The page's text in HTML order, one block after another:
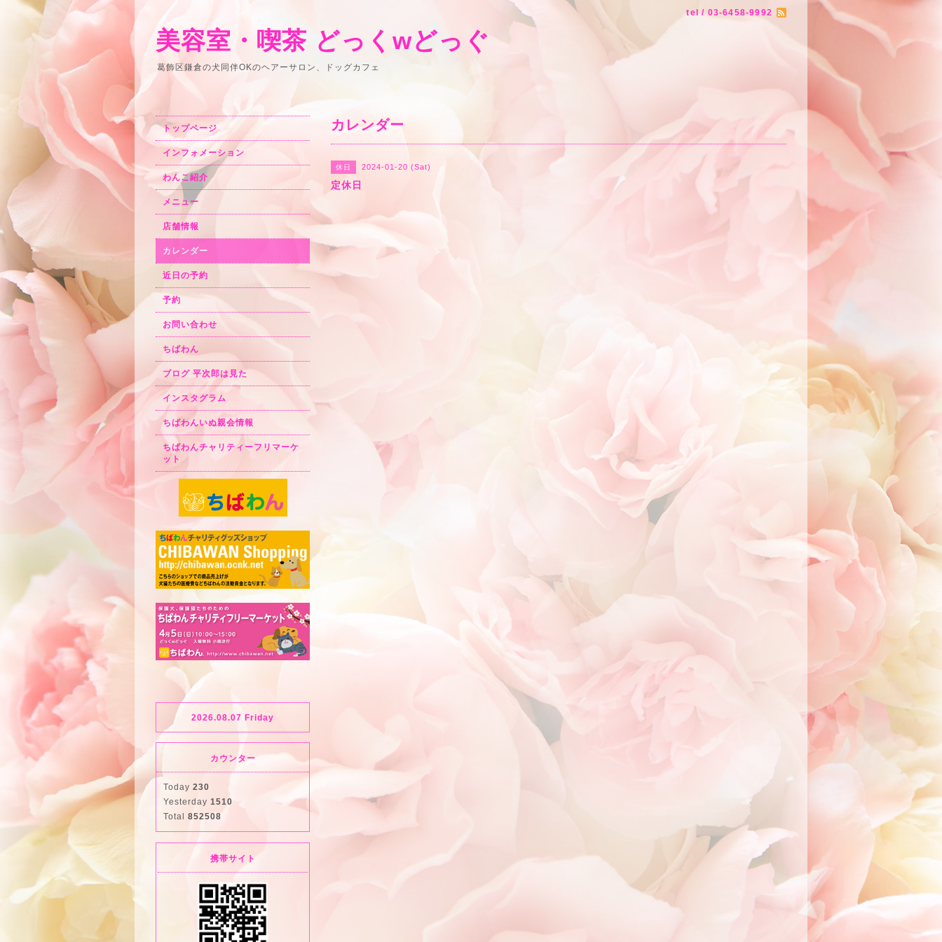
tel / 03-6458-9992
美容室・喫茶 どっくwどっぐ
葛飾区鎌倉の犬同伴OKのヘアーサロン、ドッグカフェ
カレンダー
休日 2024-01-20 (Sat)
定休日
トップページ
インフォメーション
わんこ紹介
メニュー
店舗情報
カレンダー
近日の予約
予約
お問い合わせ
ちばわん
ブログ 平次郎は見た
インスタグラム
ちばわんいぬ親会情報
ちばわんチャリティーフリマーケ
ット
2026.08.07 Friday
カウンター
Today 230
Yesterday 1510
Total 852508
携帯サイト